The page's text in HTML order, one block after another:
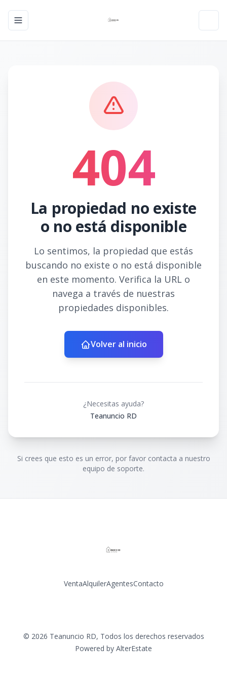
Toggle navigation menu
404
La propiedad no existe
o no está disponible
Lo sentimos, la propiedad que estás
buscando no existe o no está disponible
en este momento. Verifica la URL o
navega a través de nuestras
propiedades disponibles.
Volver al inicio
¿Necesitas ayuda?
Teanuncio RD
Si crees que esto es un error, por favor contacta a nuestro
equipo de soporte.
VentaAlquilerAgentesContacto
© 2026 Teanuncio RD, Todos los derechos reservados
Powered by AlterEstate